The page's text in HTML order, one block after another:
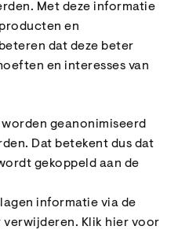
Met deze informatie
en
dat deze beter
en interesses van
geanonimiseerd
Dat betekent dus dat
gekoppeld aan de
informatie via de
Klik hier voor